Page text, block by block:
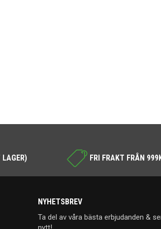
LAGER) FRI FRAKT FRÅN
NYHETSBREV
Ta del av våra bästa erbjudanden &